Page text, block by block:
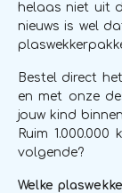
helaas niet uit
nieuws is wel
Bestel direct
en met onze
jouw kind
Ruim
volgende?
Welke